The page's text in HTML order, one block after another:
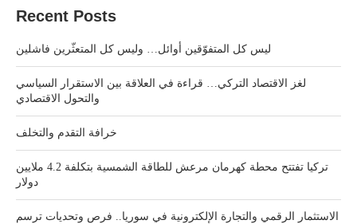
Recent Posts
ليس كل المتفوّقين أوائل… وليس كل المتعثّرين فاشلين
لغز الاقتصاد التركي… قراءة في العلاقة بين الاستقرار السياسي
والتحول الاقتصادي
خرافة التقدم والتخلف
تركيا تفتتح محطة كهرمان مرعش للطاقة الشمسية بتكلفة 4.2 ملايين
دولار
الاستثمار الرقمي والتجارة الإلكترونية في سوريا.. فرص وتحديات ترسم